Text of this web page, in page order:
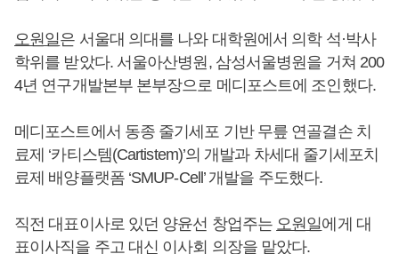
오원일은 서울대 의대를 나와 대학원에서 의학 석·박사
학위를 받았다. 서울아산병원, 삼성서울병원을 거쳐 200
4년 연구개발본부 본부장으로 메디포스트에 조인했다.
메디포스트에서 동종 줄기세포 기반 무릎 연골결손 치
료제 ‘카티스템(Cartistem)’의 개발과 차세대 줄기세포치
료제 배양플랫폼 ‘SMUP-Cell’ 개발을 주도했다.
직전 대표이사로 있던 양윤선 창업주는 오원일에게 대
표이사직을 주고 대신 이사회 의장을 맡았다.